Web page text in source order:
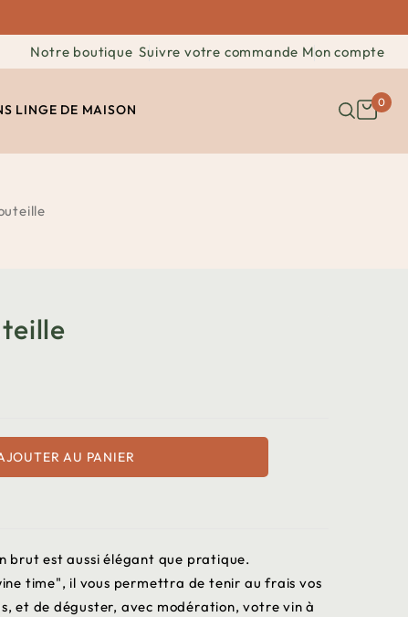
Notre boutique Suivre votre commande Mon compte
LINGE DE MAISON 0
AU PANIER
brut est aussi élégant que pratique.
time", il vous permettra de tenir au frais vos
et de déguster, avec modération, votre vin à